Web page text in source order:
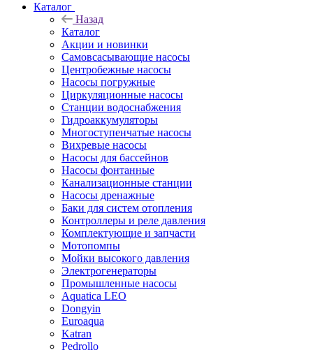
Каталог
Назад
Каталог
Акции и новинки
Самовсасывающие насосы
Центробежные насосы
Насосы погружные
Циркуляционные насосы
Станции водоснабжения
Гидроаккумуляторы
Многоступенчатые насосы
Вихревые насосы
Насосы для бассейнов
Насосы фонтанные
Канализационные станции
Насосы дренажные
Баки для систем отопления
Контроллеры и реле давления
Комплектующие и запчасти
Мотопомпы
Мойки высокого давления
Электрогенераторы
Промышленные насосы
Aquatica LEO
Dongyin
Euroaqua
Katran
Pedrollo